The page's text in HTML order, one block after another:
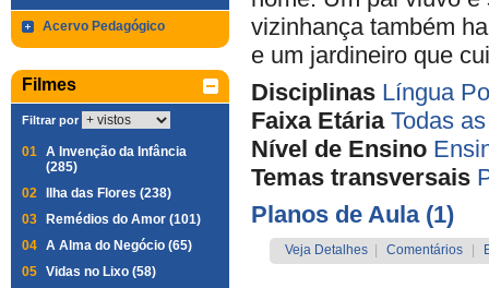
Acervo Pedagógico
Filmes
Filtrar por
01 A Invenção da Infância
(285)
02
Ilha das Flores (238)
03
Remédios do Amor (101)
04 A Alma do Negócio (65)
05 Vidas no Lixo (58)
vizinhança também
e um jardineiro que
Disciplinas Língua
Faixa Etária Todas
Nível de Ensino
Temas transversais
Planos de Aula (1)
Veja Detalhes Comentários